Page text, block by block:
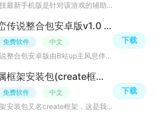
我的世界跑路科技最新手机版是针对该游戏的辅助工具，性能稳定界面简洁，有菜单功能。能优化游戏、提升自由
我的世界群峦传说整合包安卓版v1.0 安卓版
免费软件 中文
我的世界群峦传说整合包安卓版由B站up主风息伴叶自制。有新模组资源，可自由创建，支持合作。含多种冒险玩法
下载
我的世界专属框架安装包(create框架)v4.0.9105安卓手机版
免费软件 中文
我的世界专属框架安装包又名create框架，这是我的世界开挂框架插件，必须配合对应的多开分身框架使用，能稳
下载